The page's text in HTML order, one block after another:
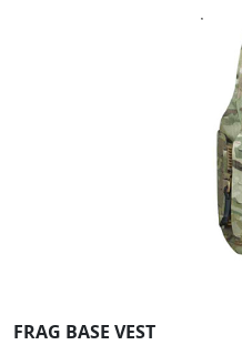
FRAG BASE VEST